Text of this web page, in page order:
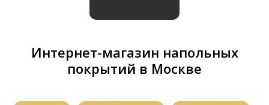
Интернет-магазин напольных
покрытий в Москве